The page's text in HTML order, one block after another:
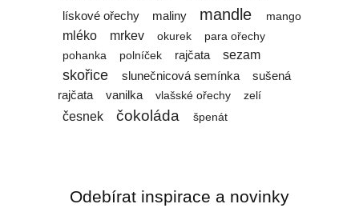
lískové ořechy maliny mandle mango
mléko mrkev okurek
para ořechy
pohanka
polníček rajčata sezam
skořice slunečnicová semínka
sušená
rajčata
vanilka vlašské ořechy zelí
česnek čokoláda špenát
Odebírat inspirace a novinky